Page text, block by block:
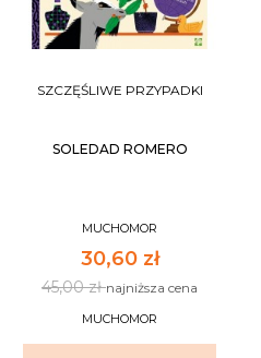
SZCZĘŚLIWE PRZYPADKI
SOLEDAD ROMERO
MUCHOMOR
30,60 zł
45,00 złnajniższa cena
MUCHOMOR